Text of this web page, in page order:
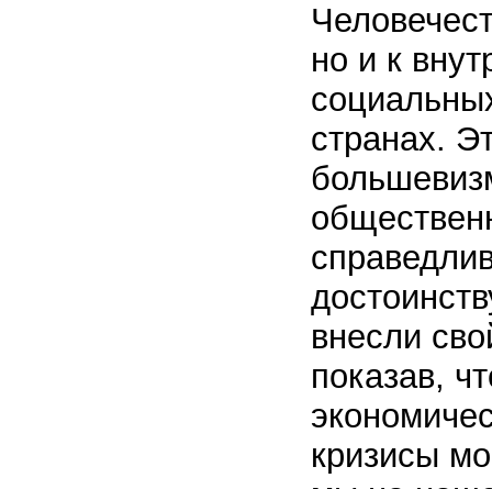
но и к
странах.
внесли
показав,
кризисы